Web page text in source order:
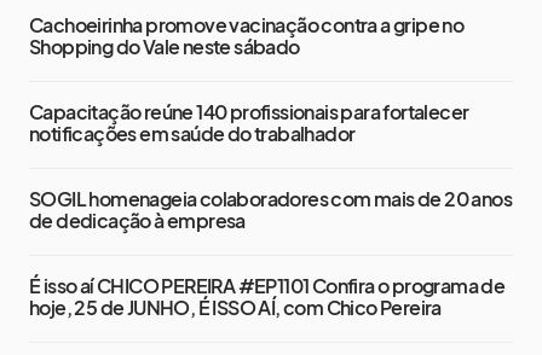
Cachoeirinha promove vacinação contra a gripe no
Shopping do Vale neste sábado
Capacitação reúne 140 profissionais para fortalecer
notificações em saúde do trabalhador
SOGIL homenageia colaboradores com mais de 20 anos
de dedicação à empresa
É isso aí CHICO PEREIRA #EP1101 Confira o programa de
hoje, 25 de JUNHO, É ISSO AÍ, com Chico Pereira